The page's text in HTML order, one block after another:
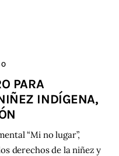
PARA
INDÍGENA,
“Mi no lugar”,
derechos de la niñez y